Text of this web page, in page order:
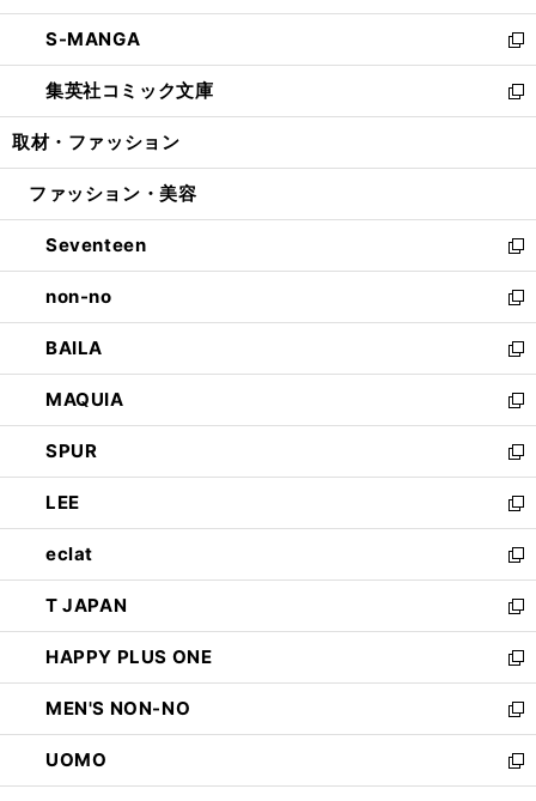
開
く
ウ
で
開
く
ン
ド
ウ
で
開
ウ
ィ
ン
ド
ウ
開
し
い
ウ
ィ
ン
ウ
開
く
S-MANGA
新
し
い
ウ
ン
ウ
で
開
く
集英社コミック文庫
新
し
ウ
ン
ド
ウ
で
開
く
取材・ファッション
ファッション・美容
Seventeen
新
し
い
ウ
ィ
ン
ド
ウ
で
開
く
non-no
新
し
い
ウ
ィ
ン
ド
ウ
で
開
く
BAILA
新
し
い
ウ
ィ
ン
ド
ウ
で
開
く
MAQUIA
新
し
い
ウ
ィ
ン
ド
ウ
で
開
く
SPUR
新
し
い
ウ
ィ
ン
ド
ウ
で
開
く
LEE
新
し
い
ウ
ィ
ン
ド
ウ
で
開
く
eclat
新
し
い
ウ
ィ
ン
ド
ウ
で
開
T JAPAN
新
し
い
ウ
ィ
ン
ド
ウ
HAPPY PLUS ONE
新
し
い
ウ
ィ
ン
MEN'S NON-NO
新
し
い
ウ
UOMO
新
し